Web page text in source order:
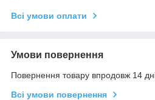
Всі умови оплати
Умови повернення
Повернення товару впродовж 14
Всі умови повернення